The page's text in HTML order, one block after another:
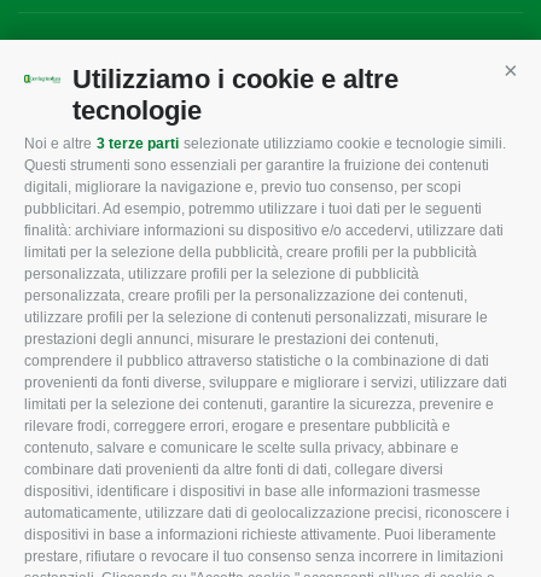
Utilizziamo i cookie e altre
tecnologie
Noi e altre 3 terze parti selezionate utilizziamo cookie e tecnologie simili.
Questi strumenti sono essenziali per garantire la fruizione dei contenuti
digitali, migliorare la navigazione e, previo tuo consenso, per scopi
pubblicitari. Ad esempio, potremmo utilizzare i tuoi dati per le seguenti
finalità: archiviare informazioni su dispositivo e/o accedervi, utilizzare dati
limitati per la selezione della pubblicità, creare profili per la pubblicità
personalizzata, utilizzare profili per la selezione di pubblicità
personalizzata, creare profili per la personalizzazione dei contenuti,
utilizzare profili per la selezione di contenuti personalizzati, misurare le
prestazioni degli annunci, misurare le prestazioni dei contenuti,
comprendere il pubblico attraverso statistiche o la combinazione di dati
provenienti da fonti diverse, sviluppare e migliorare i servizi, utilizzare dati
limitati per la selezione dei contenuti, garantire la sicurezza, prevenire e
rilevare frodi, correggere errori, erogare e presentare pubblicità e
contenuto, salvare e comunicare le scelte sulla privacy, abbinare e
combinare dati provenienti da altre fonti di dati, collegare diversi
dispositivi, identificare i dispositivi in base alle informazioni trasmesse
automaticamente, utilizzare dati di geolocalizzazione precisi, riconoscere i
dispositivi in base a informazioni richieste attivamente. Puoi liberamente
prestare, rifiutare o revocare il tuo consenso senza incorrere in limitazioni
CONFAGRICOLTURA
ROVIGO
L'Associazione
Missione e Progetto
Organigramma aziendale
I Nostri Servizi
Uffici della Sede
provinciale
Le Sedi di Zona
Agricoltori S.r.l.
Whistleblowing
Confagricoltura Rovigo e
Agricoltori srl
CONFAGRICOLTURA
INFORMA
Tecnico
Fiscale
Lavoro
Ambiente
Associazione
CONFAGRICOLTURA
ATTIVA
Notizie in evidenza
Eventi